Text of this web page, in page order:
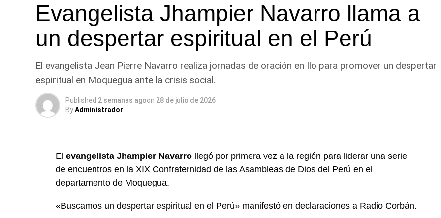
Evangelista Jhampier Navarro llama a
un despertar espiritual en el Perú
El evangelista Jean Pierre Navarro realiza jornadas de oración en Ilo para promover un despertar
espiritual en Moquegua ante la crisis social.
Published 2 semanas agoon 28 de julio de 2026
ByAdministrador
El evangelista Jhampier Navarro llegó por primera vez a la región para liderar una serie
de encuentros en la XIX Confraternidad de las Asambleas de Dios del Perú en el
departamento de Moquegua.
«Buscamos un despertar espiritual en el Perú» manifestó en declaraciones a Radio Corbán.